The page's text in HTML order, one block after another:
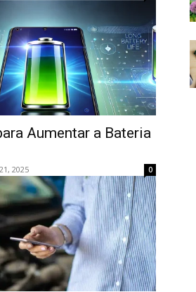
Aumentar a Bateria
2025 0